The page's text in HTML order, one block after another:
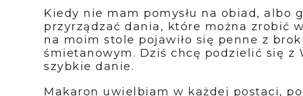
Kiedy nie mam pomysłu na obiad, albo
przyrządzać dania, które można zrobić
na moim stole pojawiło się penne z
śmietanowym. Dziś chcę podzielić się z
szybkie danie.
Makaron uwielbiam w każdej postaci,